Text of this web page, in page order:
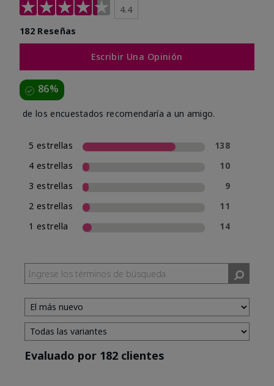
4.4
182 Reseñas
Escribir Una Opinión
86%
de los encuestados recomendaría a un amigo.
5 estrellas
138
4 estrellas
10
3 estrellas
9
2 estrellas
11
1 estrella
14
Evaluado por 182 clientes